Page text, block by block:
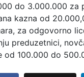
do 3.000.000 za
kazna od
za odgovorno
preduzetnici,
od 100.000 do